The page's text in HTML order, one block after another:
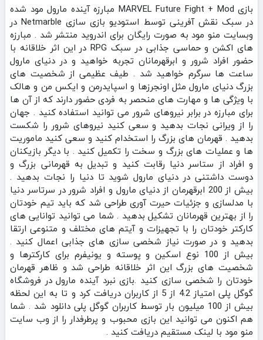
بازی MARVEL Future Fight + Mod مبارزه آینده مارول مود شده
در سبک نقش آفرینی توسط استودیو بازی سازی Netmarble در
وبسایت منو مود به صورت رایگان برای اندروید منتشر شد . مبارزه
های اکشن و حماسی جذابی در سبک RPG در این اثر خلاقانه با
حضور افراد شرور و ابرقهرمانان تجربه خواهید و در دنیای مارول
ساعت ها سرگرم خواهید شد . طیف عظیمی از شخصیت های
بزرگ دنیای مارول مثل اونجرزها و اسپایدرمن و ایکس من و هالک
با ویژگی ها و مهارت های منحصر به فردی حضور دارند که از آن ها
برای مبارزه در برابر نیروهای شرور می توانید استفاده کنید . جهان
را از ویرانی نجات بدهید و سعی کنید نیروهای شرور را شکست
بدهید . قهرمان های بزرگ را استخدام کنید و سعی کنید ماموریت
ها و عملیات های بزرگ و سخت را تکمیل کنید . با دیگر بازیکنان
و افراد از ستاسر دنیا رقابت کنید و تبدیل به قهرمانی بزرگ و
دوست داشتنی در دنیای مارول شوید تا دنیا را نجات بدهید .
بیش از 200 ابرقهرمان از دنیای مارول و افراد شرور در سرتاسر دنیا
با مدلسازی و جزئیات حیرت آوری طراحی شد که باید تیم خودتان
را از بهترین قهرمانان تشکیل بدهید . شما می توانید توانایی های
کارکتر خودتان را با تجهیزات و آیتم های مختلف و متنوعی ارتقا
بدهید و در صورت نیاز شخصی سازی های جذابی اعمال کنید .
بیش از 100 نوع اسکین و پوسته و یونیفرم برای کارکترها و
شخصیت های بزرگ این اثر خلاقانه طراحی شد و ظاهر قهرمان
خودتان را شخصی سازی کنید .بازی نبرد آینده مارول در فروشگاه
گوگل پلی امتیاز 4.2 از 5 از کاربران دریافت کرد و تا به این لحظه
بیش از 100 میلیون بار توسط کاربران گوگل پلی دانلود شد . شما
هم اکنون می توانید این بازی محبوب و پرطرفدار را از وب سایت
منو مود با لینک مستقیم دریافت کنید .